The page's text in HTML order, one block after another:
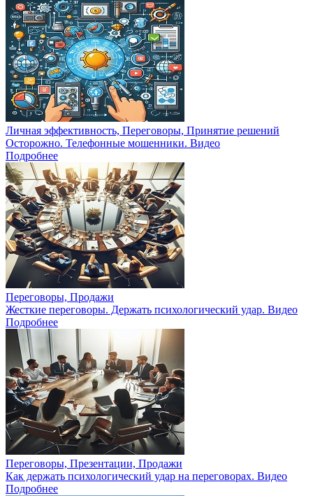
Личная эффективность, Переговоры, Принятие решений
Осторожно. Телефонные мошенники. Видео
Подробнее
Переговоры, Продажи
Жесткие переговоры. Держать психологический удар. Видео
Подробнее
Переговоры, Презентации, Продажи
Как держать психологический удар на переговорах. Видео
Подробнее